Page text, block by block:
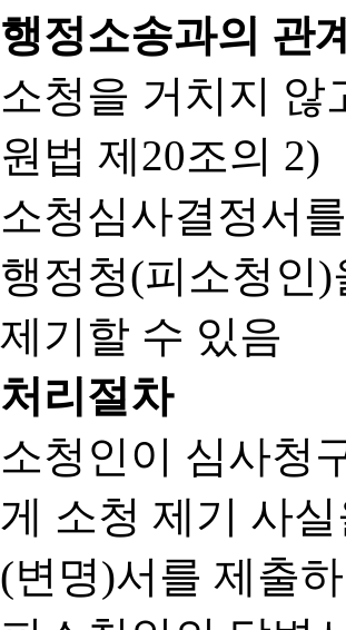
행정소송과의 관
소청을 거치지 않
원법 제20조의 2)
소청심사결정서
행정청(피소청인
제기할 수 있음
처리절차
소청인이 심사청
게 소청 제기 사
(변명)서를 제출